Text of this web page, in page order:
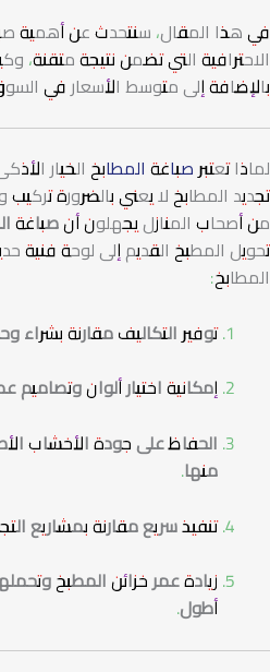
في هذا المقال، سنتحدث عن أهمية
الاحترافية التي تضمن نتيجة متقنة،
بالإضافة إلى متوسط الأسعار في
لماذا تعتبرصباغة المطابخ الخيار
تجديد المطابخ لا يعني بالضرورة
من أصحاب المنازل يجهلون أنصباغة
تحويل المطبخ القديم إلى لوحة فنية
المطابخ:
توفير التكاليف مقارنة بشراء
إمكانية اختيار ألوان وتصاميم
الحفاظ على جودة الأخشاب
منها.
تنفيذ سريع مقارنة بمشاريع
زيادة عمر خزائن المطبخ
أطول.